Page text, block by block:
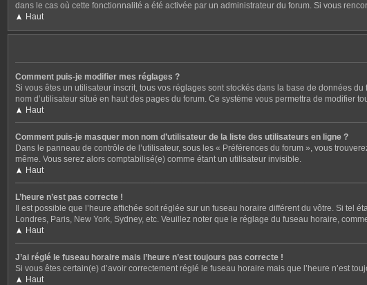
dans le cas où cette fonctionnalité a été activée par un administrateur du forum. Si vous
Haut
Comment puis-je modifier mes réglages ?
Si vous êtes un utilisateur inscrit, tous vos réglages sont stockés dans la base de données
nom d’utilisateur situé en haut des pages du forum. Ce système vous permettra de modifier
Haut
Comment puis-je masquer mon nom d’utilisateur de la liste des utilisateurs en ligne ?
Dans le panneau de contrôle de l’utilisateur, sous les « Préférences du forum », vous
même. Vous serez alors comptabilisé(e) comme étant un utilisateur invisible.
Haut
L’heure n’est pas correcte !
Il est possible que l’heure affichée soit réglée sur un fuseau horaire différent du vôtre. Si
Londres, Paris, New York, Sydney, etc. Veuillez noter que le réglage du fuseau horaire,
Haut
J’ai réglé le fuseau horaire mais l’heure n’est toujours pas correcte !
Si vous êtes certain(e) d’avoir correctement réglé le fuseau horaire mais que l’heure n’est
Haut